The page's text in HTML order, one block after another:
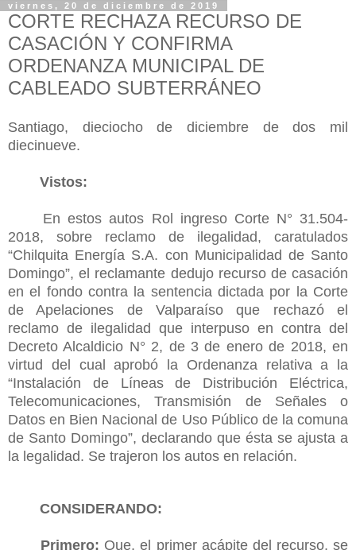
viernes, 20 de diciembre de 2019
CORTE RECHAZA RECURSO DE
CASACIÓN Y CONFIRMA
ORDENANZA MUNICIPAL DE
CABLEADO SUBTERRÁNEO
Santiago, dieciocho de diciembre de dos mil
diecinueve.
Vistos:
En estos autos Rol ingreso Corte N° 31.504-
2018, sobre reclamo de ilegalidad, caratulados
“Chilquita Energía S.A. con Municipalidad de Santo
Domingo”, el reclamante dedujo recurso de casación
en el fondo contra la sentencia dictada por la Corte
de Apelaciones de Valparaíso que rechazó el
reclamo de ilegalidad que interpuso en contra del
Decreto Alcaldicio N° 2, de 3 de enero de 2018, en
virtud del cual aprobó la Ordenanza relativa a la
“Instalación de Líneas de Distribución Eléctrica,
Telecomunicaciones, Transmisión de Señales o
Datos en Bien Nacional de Uso Público de la comuna
de Santo Domingo”, declarando que ésta se ajusta a
la legalidad. Se trajeron los autos en relación.
CONSIDERANDO:
Primero: Que, el primer acápite del recurso, se